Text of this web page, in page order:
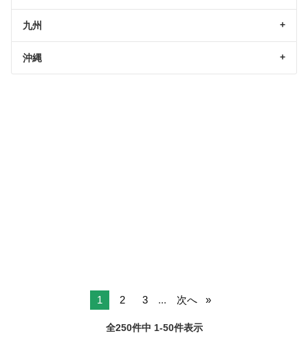
九州
沖縄
1 2 3 ... 次へ
全250件中 1-50件表示